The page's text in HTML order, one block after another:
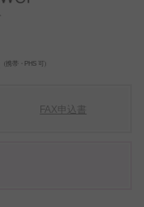
（携帯・PHS 可）
FAX申込書